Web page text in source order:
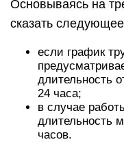
Основываясь на
сказать
если график
длительность
24 часа;
в случае
длительность
часов.